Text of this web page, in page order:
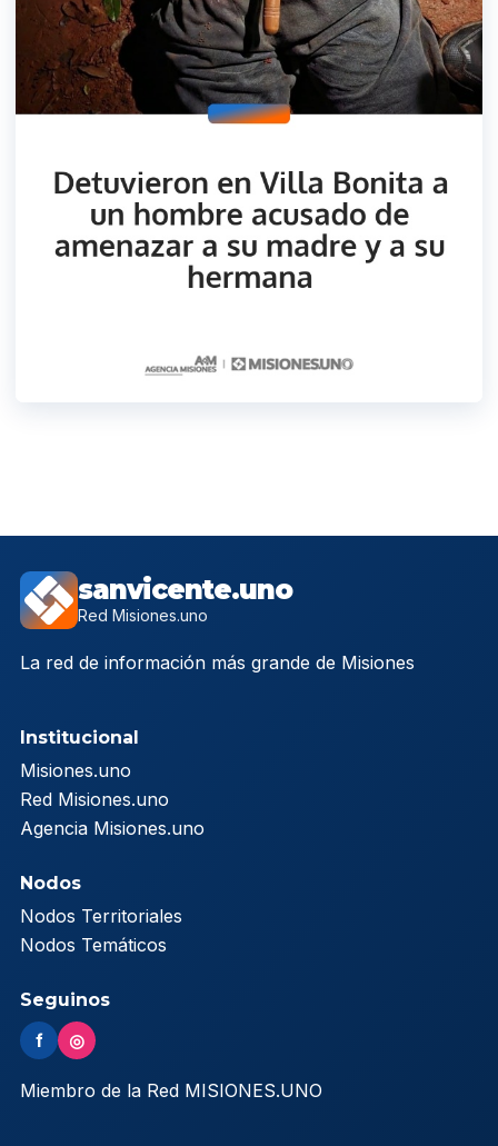
sanvicente.uno
Red Misiones.uno
La red de información más grande de Misiones
Institucional
Misiones.uno
Red Misiones.uno
Agencia Misiones.uno
Nodos
Nodos Territoriales
Nodos Temáticos
Seguinos
f ◎
Miembro de la Red MISIONES.UNO